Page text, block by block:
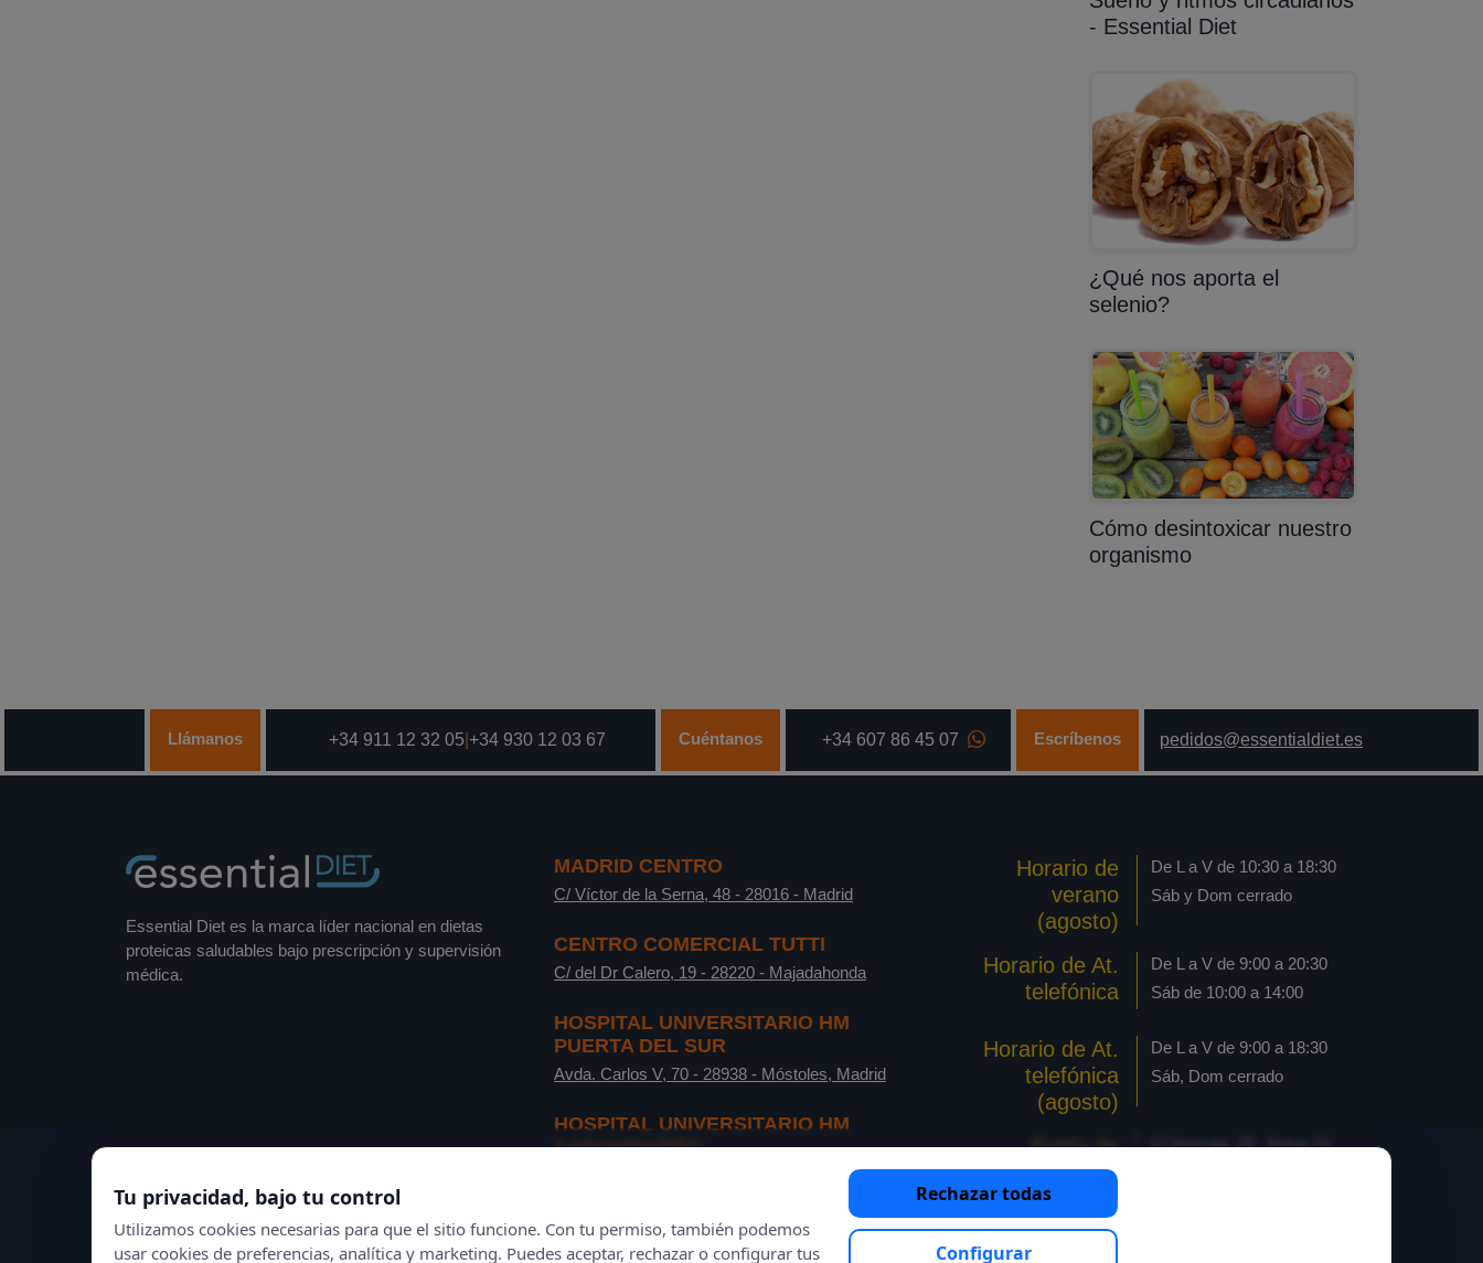
- Essential Diet
¿Qué nos aporta el
selenio?
Cómo desintoxicar nuestro
organismo
Llámanos +34 911 12 32 05 +34 930 12 03 67 Cuéntanos +34 607 86 45 07 Escríbenos pedidos@essentialdiet.es
Essential Diet es la marca líder nacional en dietas
proteicas saludables bajo prescripción y supervisión
médica.
MADRID CENTRO
C/ Víctor de la Serna, 48 - 28016 - Madrid
CENTRO COMERCIAL TUTTI
C/ del Dr Calero, 19 - 28220 - Majadahonda
HOSPITAL UNIVERSITARIO HM
PUERTA DEL SUR
Avda. Carlos V, 70 - 28938 - Móstoles, Madrid
HOSPITAL UNIVERSITARIO HM
SANCHINARRO
Horario de
verano
(agosto)
De L a V de 10:30 a 18:30
Sáb y Dom cerrado
Horario de At.
telefónica
De L a V de 9:00 a 20:30
Sáb de 10:00 a 14:00
Horario de At.
telefónica
(agosto)
De L a V de 9:00 a 18:30
Sáb, Dom cerrado
Punto de
recogida
pedido online
Pinto
C/ Horcajo, 20 - Nave 23
Tu privacidad, bajo tu control
Utilizamos cookies necesarias para que el sitio funcione. Con tu permiso, también podemos
usar cookies de preferencias, analítica y marketing. Puedes aceptar, rechazar o configurar tus
Rechazar todas
Configurar